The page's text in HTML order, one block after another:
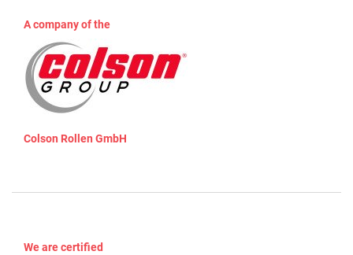
A company of the
Colson Rollen GmbH
We are certified